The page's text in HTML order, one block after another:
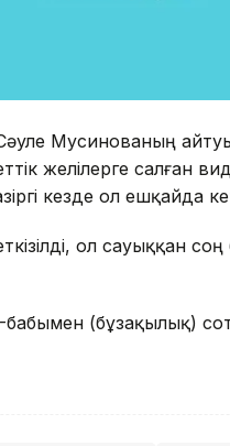
Сәуле Мусинованың
желілерге салған
кезде ол ешқайда
ол сауыққан
бабымен (бұзақылық)